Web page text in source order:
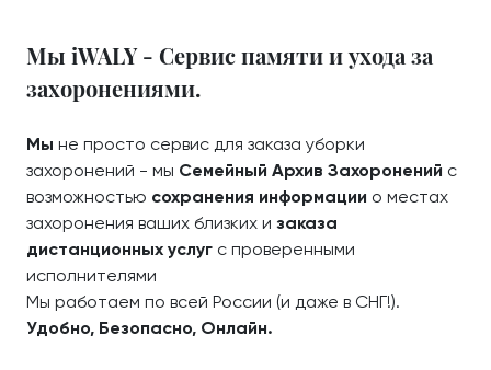
Мы iWALY - Сервис памяти и ухода за
захоронениями.
Мы не просто сервис для заказа уборки
захоронений - мы Семейный Архив Захоронений с
возможностью сохранения информации о местах
захоронения ваших близких и заказа
дистанционных услуг с проверенными
исполнителями
Мы работаем по всей России (и даже в СНГ!).
Удобно, Безопасно, Онлайн.